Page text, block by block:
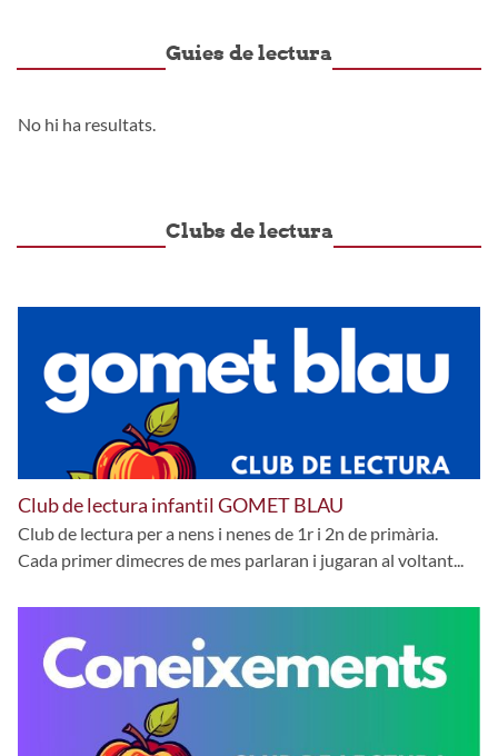
Guies de lectura
No hi ha resultats.
Clubs de lectura
Club de lectura infantil GOMET BLAU
Club de lectura per a nens i nenes de 1r i 2n de primària.
Cada primer dimecres de mes parlaran i jugaran al voltant...